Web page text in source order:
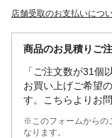
店舗受取のお支払いにつ
商品のお見積りご
「ご注文数が31個
お買い上げご希望
す。こちらよりお
※このフォームからの
なります。